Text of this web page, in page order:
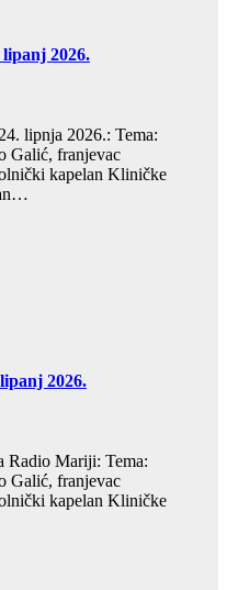
2026.
lipnja 2026.: Tema:
Galić, franjevac
kapelan Kliničke
2026.
Radio Mariji: Tema:
Galić, franjevac
kapelan Kliničke